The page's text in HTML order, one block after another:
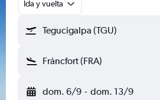
Ida y vuelta
Tegucigalpa (TGU)
Fráncfort (FRA)
dom. 6/9 - dom. 13/9